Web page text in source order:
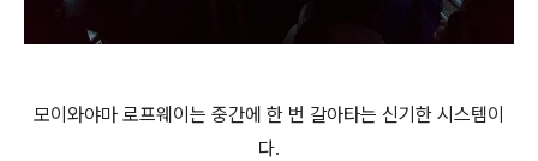
모이와야마 로프웨이는 중간에 한 번 갈아타는 신기한 시스템이
다.